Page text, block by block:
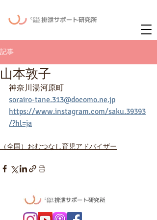
記事
山本敦子
神奈川湯河原町
sorairo-tane.313@docomo.ne.jp
https://www.instagram.com/saku.39393
/?hl=ja
（全国）おむつなし育児アドバイザー